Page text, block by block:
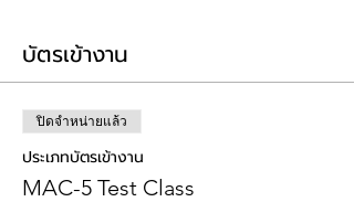
บัตรเข้างาน
ปิดจำหน่ายแล้ว
ประเภทบัตรเข้างาน
MAC-5 Test Class